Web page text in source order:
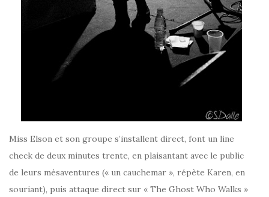
Miss Elson et son groupe s’installent direct, font un line
check de deux minutes trente, en plaisantant avec le public
de leurs mésaventures (« un cauchemar », répète Karen, en
souriant), puis attaque direct sur « The Ghost Who Walks »